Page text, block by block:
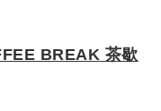
BREAK 茶歇